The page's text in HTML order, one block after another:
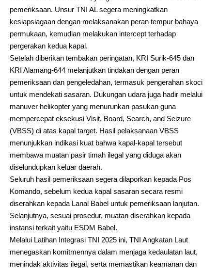
pemeriksaan. Unsur TNI AL segera meningkatkan
kesiapsiagaan dengan melaksanakan peran tempur bahaya
permukaan, kemudian melakukan intercept terhadap
pergerakan kedua kapal.
Setelah diberikan tembakan peringatan, KRI Surik-645 dan
KRI Alamang-644 melanjutkan tindakan dengan peran
pemeriksaan dan pengeledahan, termasuk pengerahan skoci
untuk mendekati sasaran. Dukungan udara juga hadir melalui
manuver helikopter yang menurunkan pasukan guna
mempercepat eksekusi Visit, Board, Search, and Seizure
(VBSS) di atas kapal target. Hasil pelaksanaan VBSS
menunjukkan indikasi kuat bahwa kapal-kapal tersebut
membawa muatan pasir timah ilegal yang diduga akan
diselundupkan keluar daerah.
Seluruh hasil pemeriksaan segera dilaporkan kepada Pos
Komando, sebelum kedua kapal sasaran secara resmi
diserahkan kepada Lanal Babel untuk pemeriksaan lanjutan.
Selanjutnya, sesuai prosedur, muatan diserahkan kepada
instansi terkait yaitu ESDM Babel.
Melalui Latihan Integrasi TNI 2025 ini, TNI Angkatan Laut
menegaskan komitmennya dalam menjaga kedaulatan laut,
menindak aktivitas ilegal, serta memastikan keamanan dan